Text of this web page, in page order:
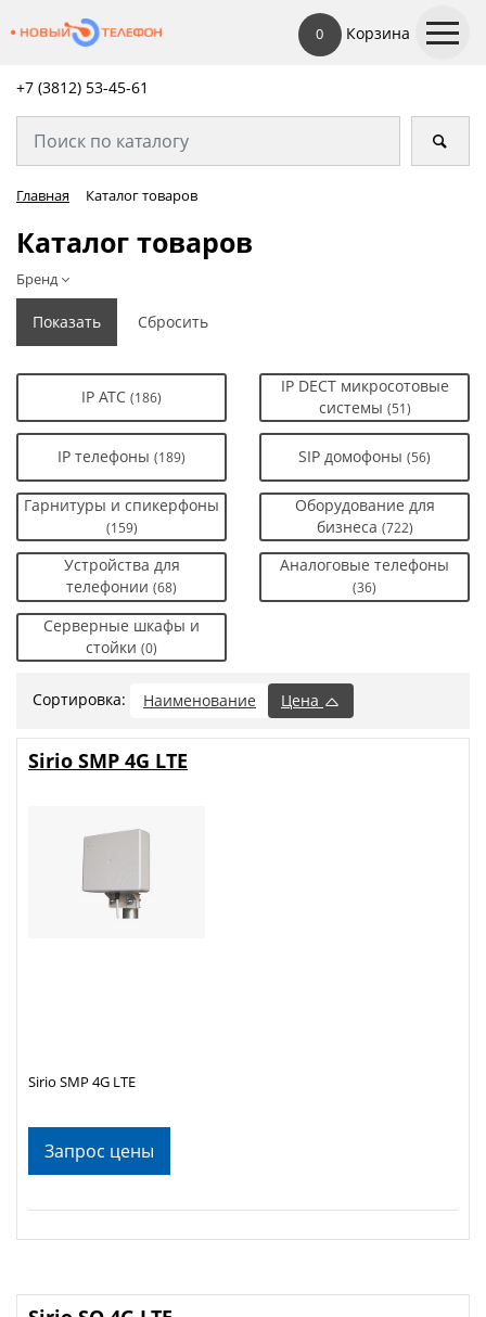
0 Корзина
+7 (3812) 53-45-61
Главная Каталог товаров
Каталог товаров
Бренд
IP АТС (186)
IP DECT микросотовые
системы (51)
IP телефоны (189) SIP домофоны (56)
Гарнитуры и спикерфоны
(159)
Оборудование для
бизнеса (722)
Устройства для
телефонии (68)
Аналоговые телефоны
(36)
Серверные шкафы и
стойки (0)
Сортировка: Наименование Цена
Запрос цены
Sirio SMP 4G LTE
Sirio SMP 4G LTE